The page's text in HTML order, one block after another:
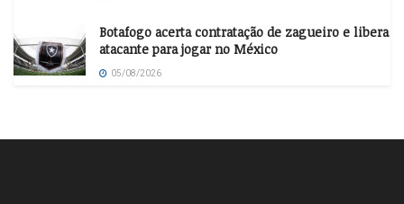
Botafogo acerta contratação de zagueiro e libera
atacante para jogar no México
05/08/2026